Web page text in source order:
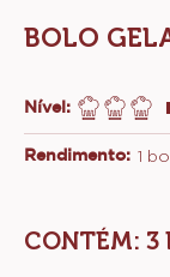
BOLO
Nível:
Rendimento: 1
CONTÉM: 3